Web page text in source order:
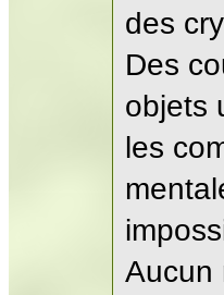
des
Des
objets
les
Aucun